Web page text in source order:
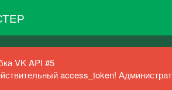
VK API #5
access_token!